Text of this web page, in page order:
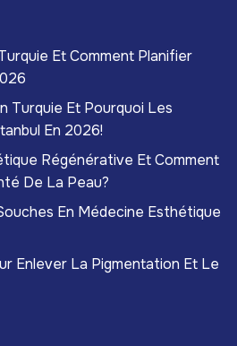
Et Comment Planifier
Turquie Et Pourquoi Les
En 2026!
Régénérative Et Comment
De La Peau?
En Médecine Esthétique
Enlever La Pigmentation Et Le